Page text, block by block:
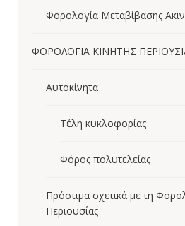
Φορολογία Μεταβίβασης
ΦΟΡΟΛΟΓΙΑ ΚΙΝΗΤΗΣ
Αυτοκίνητα
Τέλη κυκλοφορίας
Φόρος πολυτελείας
Πρόστιμα σχετικά με τη
Περιουσίας